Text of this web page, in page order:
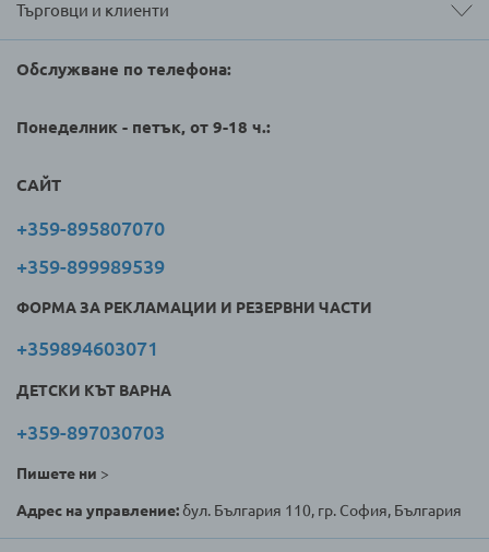
Търговци и клиенти
Обслужване по телефона:
Понеделник - петък, от 9-18 ч.:
САЙТ
+359-895807070
+359-899989539
ФОРМА ЗА РЕКЛАМАЦИИ И РЕЗЕРВНИ ЧАСТИ
+359894603071
ДЕТСКИ КЪТ ВАРНА
+359-897030703
Пишете ни >
Адрес на управление:бул. България 110, гр. София, България